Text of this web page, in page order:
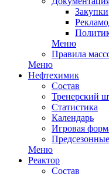
Закупки
Меню
Правила
Меню
Нефтехимик
Состав
Тренерский
Статистика
Календарь
Игровая
Меню
Реактор
Состав